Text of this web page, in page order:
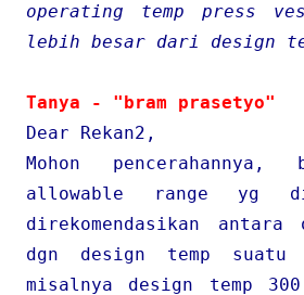
operating temp press
lebih besar dari design
Tanya - "bram prasetyo"
Dear Rekan2,
Mohon pencerahannya,
allowable range yg
direkomendasikan antara
dgn design temp suatu
misalnya design temp